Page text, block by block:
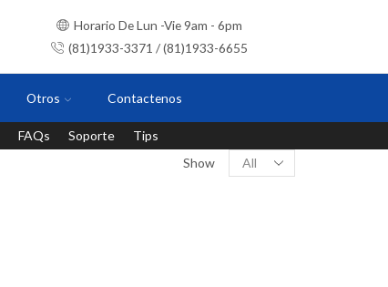
Horario De Lun -Vie 9am - 6pm
(81)1933-3371 / (81)1933-6655
Otros Contactenos
FAQs Soporte
Tips
Show